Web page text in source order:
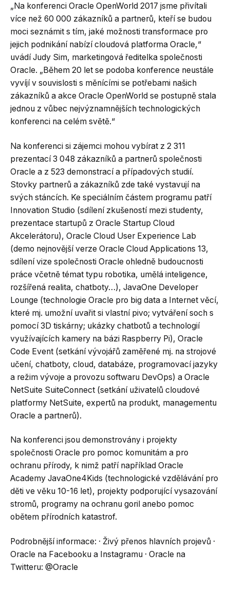
„Na konferenci Oracle OpenWorld 2017 jsme přivítali
více než 60 000 zákazníků a partnerů, kteří se budou
moci seznámit s tím, jaké možnosti transformace pro
jejich podnikání nabízí cloudová platforma Oracle,“
uvádí Judy Sim, marketingová ředitelka společnosti
Oracle. „Během 20 let se podoba konference neustále
vyvíjí v souvislosti s měnícími se potřebami našich
zákazníků a akce Oracle OpenWorld se postupně stala
jednou z vůbec nejvýznamnějších technologických
konferenci na celém světě.“
Na konferenci si zájemci mohou vybírat z 2 311
prezentací 3 048 zákazníků a partnerů společnosti
Oracle a z 523 demonstrací a případových studií.
Stovky partnerů a zákazníků zde také vystavují na
svých stáncích. Ke speciálním částem programu patří
Innovation Studio (sdílení zkušeností mezi studenty,
prezentace startupů z Oracle Startup Cloud
Akcelerátoru), Oracle Cloud User Experience Lab
(demo nejnovější verze Oracle Cloud Applications 13,
sdílení vize společnosti Oracle ohledně budoucnosti
práce včetně témat typu robotika, umělá inteligence,
rozšířená realita, chatboty…), JavaOne Developer
Lounge (technologie Oracle pro big data a Internet věcí,
které mj. umožní uvařit si vlastní pivo; vytváření soch s
pomocí 3D tiskárny; ukázky chatbotů a technologií
využívajících kamery na bázi Raspberry Pi), Oracle
Code Event (setkání vývojářů zaměřené mj. na strojové
učení, chatboty, cloud, databáze, programovací jazyky
a režim vývoje a provozu softwaru DevOps) a Oracle
NetSuite SuiteConnect (setkání uživatelů cloudové
platformy NetSuite, expertů na produkt, managementu
Oracle a partnerů).
Na konferenci jsou demonstrovány i projekty
společnosti Oracle pro pomoc komunitám a pro
ochranu přírody, k nimž patří například Oracle
Academy JavaOne4Kids (technologické vzdělávání pro
děti ve věku 10-16 let), projekty podporující vysazování
stromů, programy na ochranu goril anebo pomoc
obětem přírodních katastrof.
Podrobnější informace: · Živý přenos hlavních projevů ·
Oracle na Facebooku a Instagramu · Oracle na
Twitteru: @Oracle